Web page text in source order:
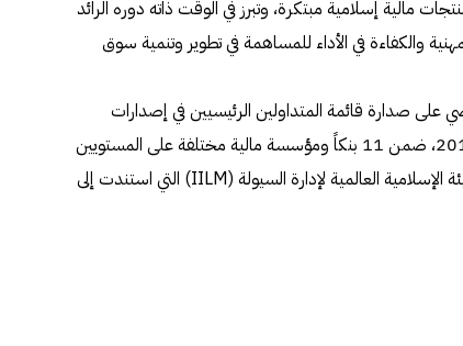
مالية إسلامية مبتكرة، وتبرز في الوقت ذاته دوره الرائد
والكفاءة في الأداء للمساهمة في تطوير وتنمية سوق
على صدارة قائمة المتداولين الرئيسيين في إصدارات
برنامج (IILM) لسوق الصكوك الأولية لعام 2019، ضمن 11 بنكاً ومؤسسة مالية مختلفة على المستويين
الاقليمي والعالمي، وذلك حسب تصنيفات الهيئة الإسلامية العالمية لإدارة السيولة (IILM) التي استندت إلى